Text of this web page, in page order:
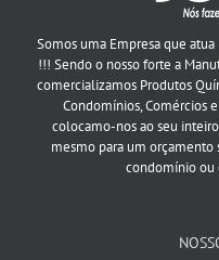
Somos uma Empresa que
!!! Sendo o nosso forte a
comercializamos Produtos
Condomínios, Comércios
colocamo-nos ao seu
mesmo para um orçamento
condomínio ou